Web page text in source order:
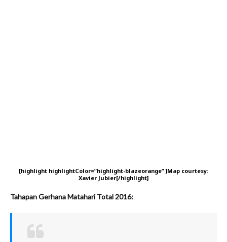
[highlight highlightColor=”highlight-blazeorange” ]Map courtesy:
Xavier Jubier[/highlight]
Tahapan Gerhana Matahari Total 2016: